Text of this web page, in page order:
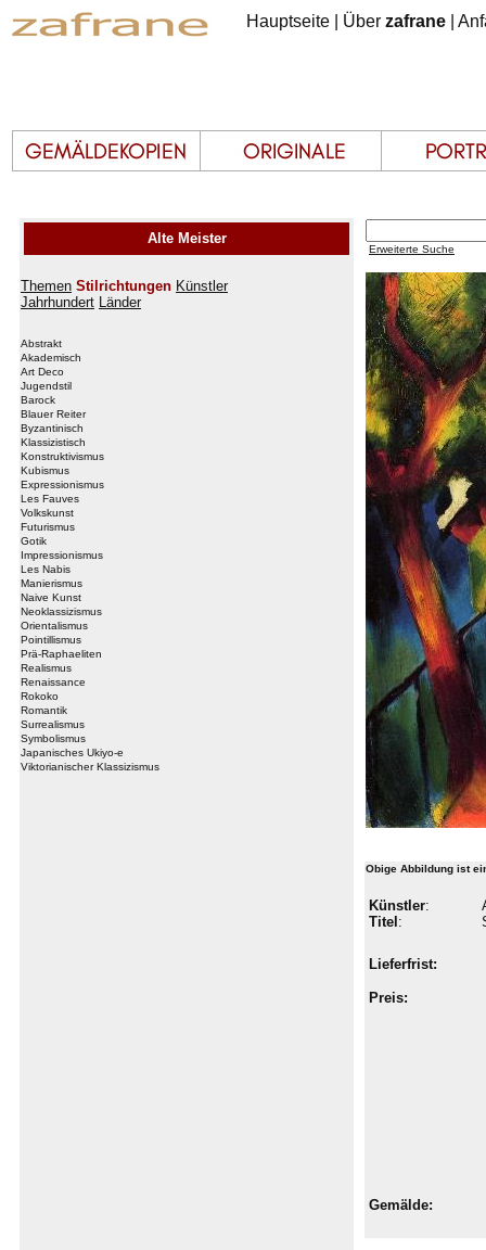
Hauptseite Über zafrane
Alte Meister
Themen Stilrichtungen Künstler
Jahrhundert Länder
Abstrakt
Akademisch
Art Deco
Jugendstil
Barock
Blauer Reiter
Byzantinisch
Klassizistisch
Konstruktivismus
Kubismus
Expressionismus
Les Fauves
Volkskunst
Futurismus
Gotik
Impressionismus
Les Nabis
Manierismus
Naive Kunst
Neoklassizismus
Orientalismus
Pointillismus
Prä-Raphaeliten
Realismus
Renaissance
Rokoko
Romantik
Surrealismus
Symbolismus
Japanisches Ukiyo-e
Viktorianischer Klassizismus
Erweiterte Suche
Obige Abbildung ist
Künstler:
Titel :
Lieferfrist:
Preis:
Gemälde: